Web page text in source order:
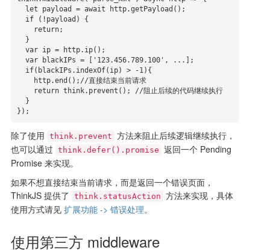
});
除了使用 think.prevent 方法来阻止后续逻辑继续执行，
也可以通过 think.defer().promise 返回一个 Pending
Promise 来实现。
如果不想直接结束当前请求，而是返回一个错误页面，
ThinkJS 提供了
think.statusAction 方法来实现，具体
使用方式请见 扩展功能 -> 错误处理。
使用第三方 middleware